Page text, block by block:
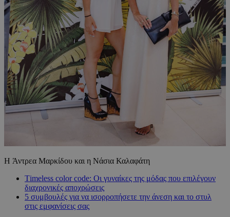
Η Άντρεα Μαρκίδου και η Νάσια Καλαφάτη
Τimeless color code: Οι γυναίκες της μόδας που επιλέγουν
διαχρονικές αποχρώσεις
5 συμβουλές για να ισορροπήσετε την άνεση και το στυλ
στις εμφανίσεις σας